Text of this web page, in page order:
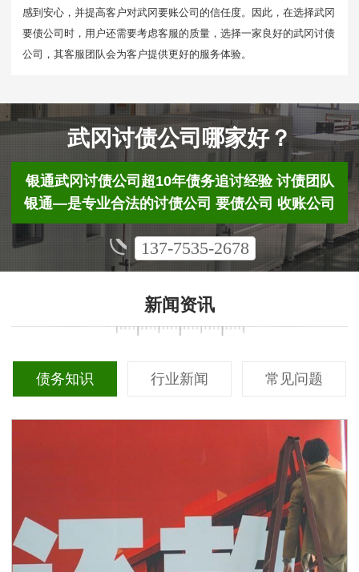
感到安心，并提高客户对武冈要账公司的信任度。因此，在选择武冈
要债公司时，用户还需要考虑客服的质量，选择一家良好的武冈讨债
公司，其客服团队会为客户提供更好的服务体验。
武冈讨债公司哪家好？
银通武冈讨债公司超10年债务追讨经验 讨债团队
银通—是专业合法的讨债公司 要债公司 收账公司
137-7535-2678
新闻资讯
债务知识 行业新闻 常见问题